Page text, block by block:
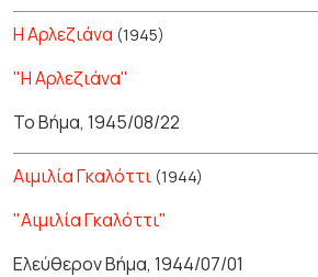
Η Αρλεζιάνα (1945)
"Η Αρλεζιάνα"
Το Βήμα, 1945/08/22
Αιμιλία Γκαλόττι (1944)
"Αιμιλία Γκαλόττι"
Ελεύθερον Βήμα, 1944/07/01